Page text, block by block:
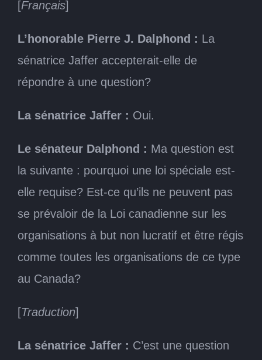
[Français]
L’honorable Pierre J. Dalphond : La
sénatrice Jaffer accepterait-elle de
répondre à une question?
La sénatrice Jaffer : Oui.
Le sénateur Dalphond : Ma question est
la suivante : pourquoi une loi spéciale est-
elle requise? Est-ce qu’ils ne peuvent pas
se prévaloir de la Loi canadienne sur les
organisations à but non lucratif et être régis
comme toutes les organisations de ce type
au Canada?
[Traduction]
La sénatrice Jaffer : C’est une question